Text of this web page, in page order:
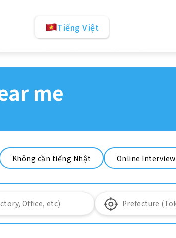
Tiếng Việt
me
Không cần tiếng Nhật Online Interview